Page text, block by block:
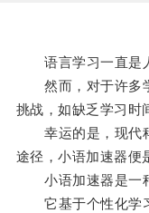
语言学习一直是人
然而，对于许多学
挑战，如缺乏学习时
幸运的是，现代科
途径，小语加速器便
小语加速器是一种
它基于个性化学习